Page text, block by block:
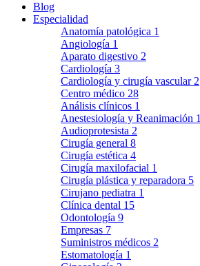
Blog
Especialidad
Anatomía patológica 1
Angiología 1
Aparato digestivo 2
Cardiología 3
Cardiología y cirugía vascular 2
Centro médico 28
Análisis clínicos 1
Anestesiología y Reanimación 1
Audioprotesista 2
Cirugía general 8
Cirugía estética 4
Cirugía maxilofacial 1
Cirugía plástica y reparadora 5
Cirujano pediatra 1
Clínica dental 15
Odontología 9
Empresas 7
Suministros médicos 2
Estomatología 1